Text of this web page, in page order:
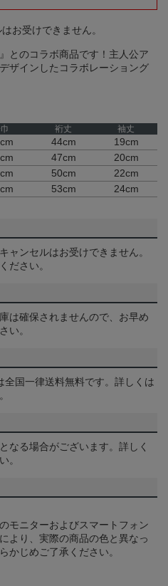
お受けできません。
とのコラボ商品です！主人公ア
ザインしたコラボレーショング
裄丈 袖丈
44cm
19cm
47cm
20cm
50cm
22cm
53cm 24cm
ャンセルはお受けできません。
ださい。
は確保されませんので、お早め
い。
国一律送料無料です。詳しくは
なる場合がございます。詳しく
。
モニターおよびスマートフォン
より、実際の商品の色と異なっ
かじめご了承ください。